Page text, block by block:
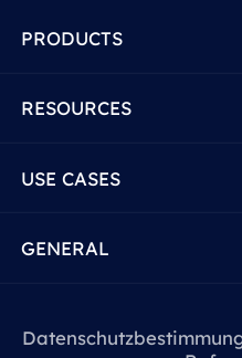
PRODUCTS
RESOURCES
USE CASES
GENERAL